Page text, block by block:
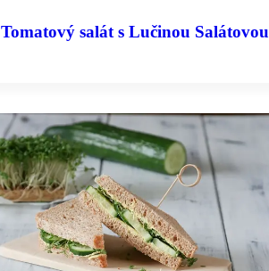
Tomatový salát s Lučinou Salátovou